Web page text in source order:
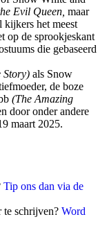
Evil Queen, maar
kijkers het meest
op de sprookjeskant
die gebaseerd
Story) als Snow
de boze
(The Amazing
door onder andere
maart 2025.
Tip ons dan via de
te schrijven? Word